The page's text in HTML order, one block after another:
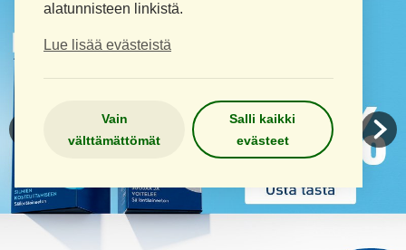
alatunnisteen linkistä.
Lue lisää evästeistä
Vain
välttämättömät
Salli kaikki
evästeet